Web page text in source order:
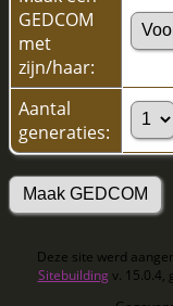
GEDCOM
met
zijn/haar:
Aantal
generaties:
Deze site werd
Sitebuilding v. 15.0.4,